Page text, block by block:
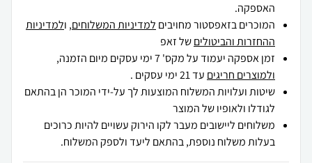
האספקה.
המוכרים בזאפסטור מחויבים למדיניות המשלוחים, ולמדיניות
ההחזרות והביטוליםשל זאפ
זמן אספקה יעמוד על מקס' 7 ימי עסקים מיום הזמנה,
ולמוצרים חריגים עד 21 ימי עסקים .
שיטות ועלויות המשלוח המוצעות לך על-ידי המוכר הן בהתאם
לגודלו ולאופיו של המוצר
משלוחים ליישובים מעבר לקו הירוק עשויים להיות כרוכים
בעלות משלוח נוספת, בהתאם ליעד ולספק המשלוח.